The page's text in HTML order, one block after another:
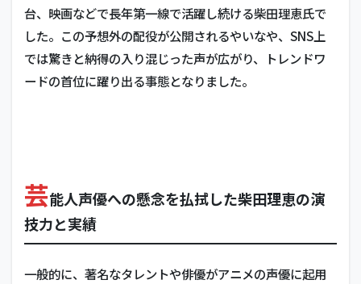
台、映画などで長年第一線で活躍し続ける柴田理恵氏で
した。この予想外の配役が公開されるやいなや、SNS上
では驚きと納得の入り混じった声が広がり、トレンドワ
ードの首位に躍り出る事態となりました。
芸能人声優への懸念を払拭した柴田理恵の演
技力と実績
一般的に、著名なタレントや俳優がアニメの声優に起用